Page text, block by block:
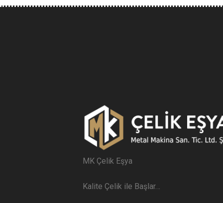
MK Çelik Eşya
Kalite Çelik ile Başlar…